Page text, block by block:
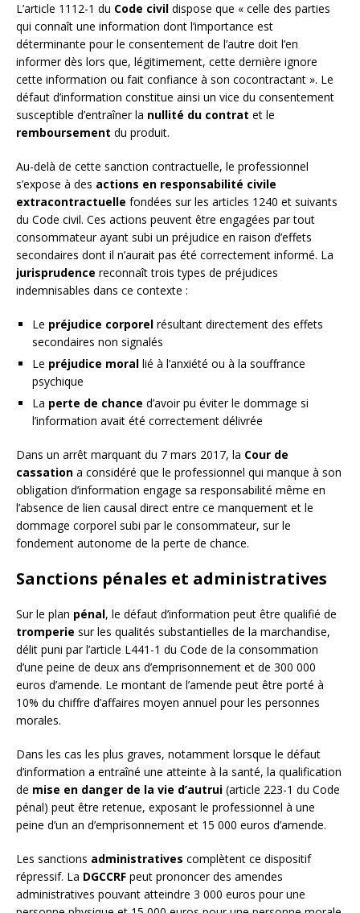
L’article 1112-1 du Code civil dispose que « celle des parties
qui connaît une information dont l’importance est
déterminante pour le consentement de l’autre doit l’en
informer dès lors que, légitimement, cette dernière ignore
cette information ou fait confiance à son cocontractant ». Le
défaut d’information constitue ainsi un vice du consentement
susceptible d’entraîner la nullité du contrat et le
remboursement du produit.
Au-delà de cette sanction contractuelle, le professionnel
s’expose à des actions en responsabilité civile
extracontractuelle fondées sur les articles 1240 et suivants
du Code civil. Ces actions peuvent être engagées par tout
consommateur ayant subi un préjudice en raison d’effets
secondaires dont il n’aurait pas été correctement informé. La
jurisprudence reconnaît trois types de préjudices
indemnisables dans ce contexte :
Le préjudice corporel résultant directement des effets
secondaires non signalés
Le préjudice moral lié à l’anxiété ou à la souffrance
psychique
La perte de chance d’avoir pu éviter le dommage si
l’information avait été correctement délivrée
Dans un arrêt marquant du 7 mars 2017, la Cour de
cassation a considéré que le professionnel qui manque à son
obligation d’information engage sa responsabilité même en
l’absence de lien causal direct entre ce manquement et le
dommage corporel subi par le consommateur, sur le
fondement autonome de la perte de chance.
Sanctions pénales et administratives
Sur le plan pénal, le défaut d’information peut être qualifié de
tromperie sur les qualités substantielles de la marchandise,
délit puni par l’article L441-1 du Code de la consommation
d’une peine de deux ans d’emprisonnement et de 300 000
euros d’amende. Le montant de l’amende peut être porté à
10% du chiffre d’affaires moyen annuel pour les personnes
morales.
Dans les cas les plus graves, notamment lorsque le défaut
d’information a entraîné une atteinte à la santé, la qualification
de mise en danger de la vie d’autrui (article 223-1 du Code
pénal) peut être retenue, exposant le professionnel à une
peine d’un an d’emprisonnement et 15 000 euros d’amende.
Les sanctions administratives complètent ce dispositif
répressif. La DGCCRF peut prononcer des amendes
administratives pouvant atteindre 3 000 euros pour une